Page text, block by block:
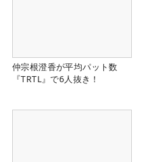
仲宗根澄香が平均パット数
『TRTL』で6人抜き！